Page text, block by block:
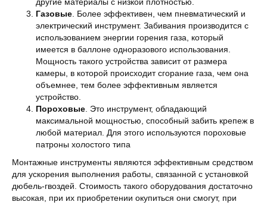
Газовые . Более эффективен, чем пневматический и
электрический инструмент. Забивания производится с
использованием энергии горения газа, который
имеется в баллоне одноразового использования.
Мощность такого устройства зависит от размера
камеры, в которой происходит сгорание газа, чем она
объемнее, тем более эффективным является
устройство.
Пороховые . Это инструмент, обладающий
максимальной мощностью, способный забить крепеж в
любой материал. Для этого используются пороховые
патроны холостого типа
Монтажные инструменты являются эффективным средством
для ускорения выполнения работы, связанной с установкой
дюбель-гвоздей. Стоимость такого оборудования достаточно
высокая, при их приобретении окупиться они смогут, при